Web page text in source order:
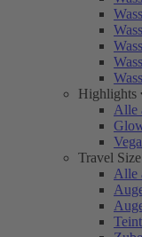
Highlights
Alle
Travel Size
Alle
Teint